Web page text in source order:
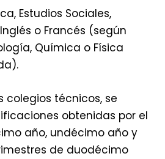
Estudios Sociales,
o Francés (según
Química o Física
colegios técnicos, se
obtenidas por el
año, undécimo año y
de duodécimo